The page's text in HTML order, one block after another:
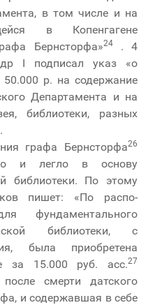
в том числе и на
в Копенгагене
Бернсторфа»24. 4
I подписал указ «о
50.000 р. на содержание
Департамента и на
библиотеки, разных
.
графа Бернсторфа26
и легло в основу
библиотеки. По этому
пишет: «По распо-
фундаментального
библиотеки, с
была приобретена
за 15.000 руб. асс.27
смерти датского
и содержавшая в себе